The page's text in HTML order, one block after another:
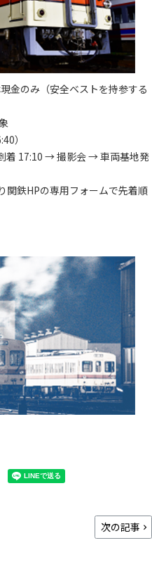
金のみ（安全ベストを持参する
）
着 17:10 → 撮影会 → 車両基地発
関鉄HPの専用フォームで先着順
次の記事